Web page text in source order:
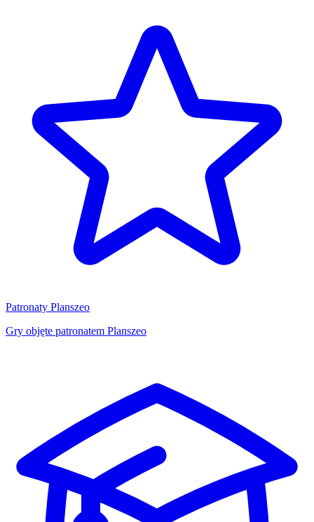
Patronaty Planszeo
Gry objęte patronatem Planszeo